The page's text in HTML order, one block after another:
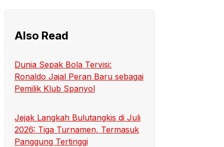
Also Read
Dunia Sepak Bola Tervisi:
Ronaldo Jajal Peran Baru sebagai
Pemilik Klub Spanyol
Jejak Langkah Bulutangkis di Juli
2026: Tiga Turnamen, Termasuk
Panggung Tertinggi